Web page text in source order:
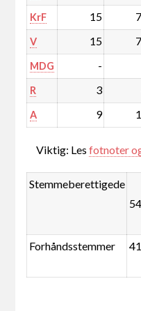
KrF 15
V 15
MDG -
R 3
A 9
Viktig: Lesfotnoter
Stemmeberettigede
Forhåndsstemmer